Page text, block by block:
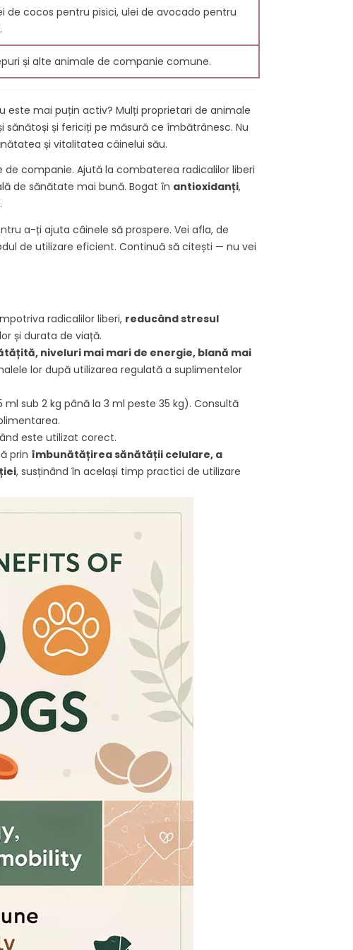
FULERENELE
views 174 Liked
C60 sunt
care pot
mai mult
CE ESTE UN
11717 views 175
Un antioxidant este o
cauzată de...
de cocos pentru pisici, ulei de avocado pentru
și alte animale de companie comune.
mai puțin activ? Mulți proprietari de animale
și fericiți pe măsură ce îmbătrânesc. Nu
și vitalitatea câinelui său.
de companie. Ajută la combaterea radicalilor liberi
de sănătate mai bună. Bogat în antioxidanți,
a-ți ajuta câinele să prospere. Vei afla, de
de utilizare eficient. Continuă să citești — nu vei
radicalilor liberi, reducând stresul
și durata de viață.
niveluri mai mari de energie, blană mai
lor după utilizarea regulată a suplimentelor
sub 2 kg până la 3 ml peste 35 kg). Consultă
este utilizat corect.
prin îmbunătățirea sănătății celulare, a
, susținând în același timp practici de utilizare